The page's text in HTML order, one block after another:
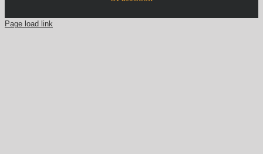
Page load link